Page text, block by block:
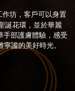
坊，客戶可以身置
誕花環，並於華麗
手部護膚體驗，感受
謐的美好時光。